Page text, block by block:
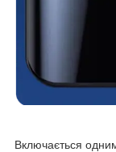
Включається